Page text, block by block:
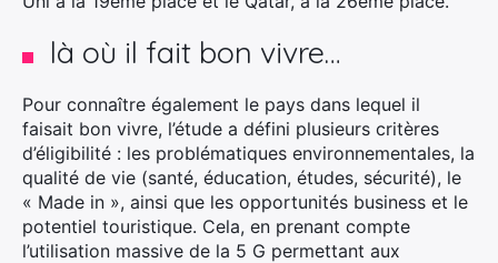
là où il fait bon vivre…
Pour connaître également le pays dans lequel il
faisait bon vivre, l’étude a défini plusieurs critères
d’éligibilité : les problématiques environnementales, la
qualité de vie (santé, éducation, études, sécurité), le
« Made in », ainsi que les opportunités business et le
potentiel touristique. Cela, en prenant compte
l’utilisation massive de la 5 G permettant aux